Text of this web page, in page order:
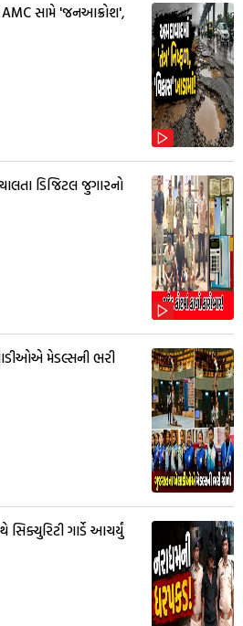
AMC સામે 'જનઆક્રોશ',
ડિજિટલ જુગારનો
મેડલ્સની ભરી
ગાર્ડે આચર્યું